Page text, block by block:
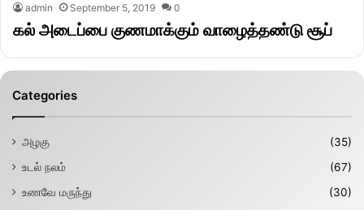
admin September 5, 2019 0
கல் அடைப்பை குணமாக்கும் வாழைத்தண்டு சூப்
Categories
அழகு
(35)
உடல் நலம்
(67)
உணவே மருந்து
(30)